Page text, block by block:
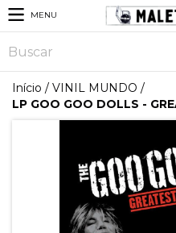
MENU
Início / VINIL MUNDO /
LP GOO GOO DOLLS -